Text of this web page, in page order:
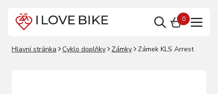
0
Hlavní stránka Cyklo doplňky Zámky Zámek KLS Arrest